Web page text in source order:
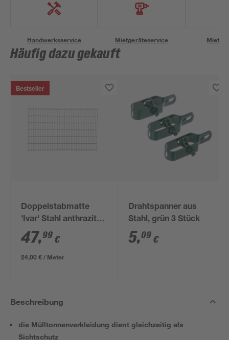
Handwerksservice Mietgeräteservice
Häufig dazu gekauft
Bestseller
Doppelstabmatte
'Ivar' Stahl anthrazit
200 x 123 cm
47,99 €
24,00 € / Meter
Drahtspanner aus
Stahl, grün 3 Stück
5,09 €
Beschreibung
die Mülltonnenverkleidung dient gleichzeitig als
Sichtschutz